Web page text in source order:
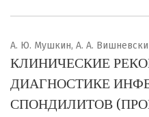
А. Ю. Мушкин, А. А.
КЛИНИЧЕСКИЕ
ДИАГНОСТИКЕ
СПОНДИЛИТОВ